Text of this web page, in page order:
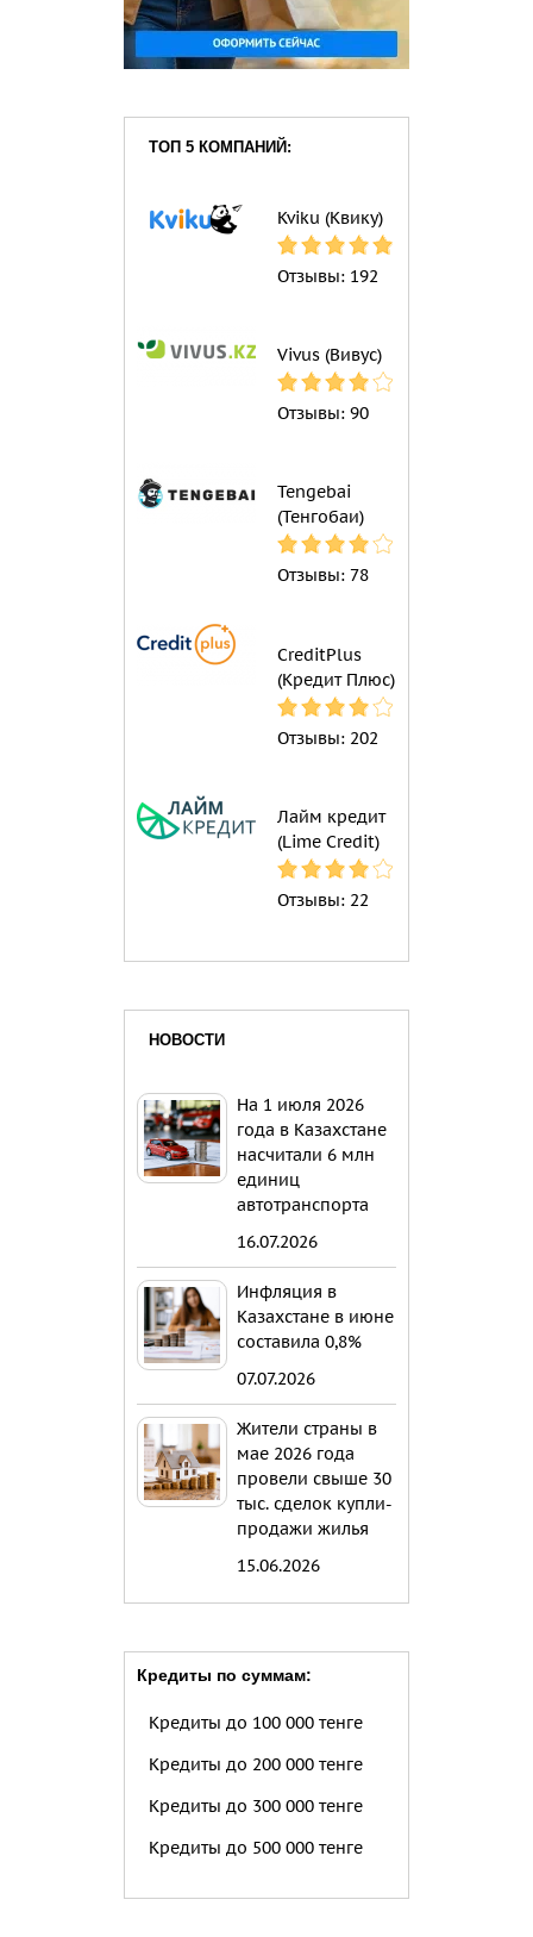
ТОП 5 КОМПАНИЙ:
Kviku (Квику)
Отзывы: 192
Vivus (Вивус)
Отзывы: 90
Tengebai
(Тенгобаи)
Отзывы: 78
CreditPlus
(Кредит Плюс)
Отзывы: 202
Лайм кредит
(Lime Credit)
Отзывы: 22
НОВОСТИ
На 1 июля 2026
года в Казахстане
насчитали 6 млн
единиц
автотранспорта
16.07.2026
Инфляция в
Казахстане в июне
составила 0,8%
07.07.2026
Жители страны в
мае 2026 года
провели свыше 30
тыс. сделок купли-
продажи жилья
15.06.2026
Кредиты по суммам:
Кредиты до 100 000 тенге
Кредиты до 200 000 тенге
Кредиты до 300 000 тенге
Кредиты до 500 000 тенге